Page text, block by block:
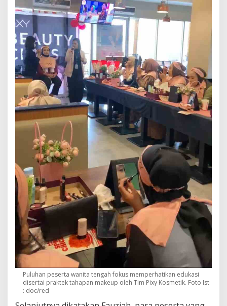
Puluhan peserta wanita tengah fokus memperhatikan edukasi
disertai praktek tahapan makeup oleh Tim Pixy Kosmetik. Foto Ist
: doc/red